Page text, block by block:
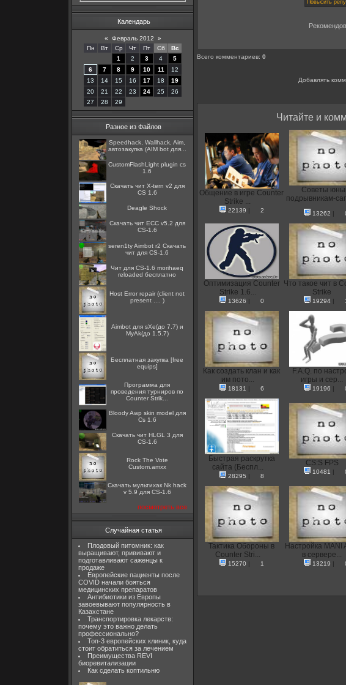
Календарь
« Февраль 2012
»
Пн
Вт Ср Чт Пт Сб
Вс
1
2 3 4
5
6
7 8 9 10 11
12
13
14 15 16 17 18
19
20
21 22 23 24 25
26
27
28 29
Разное из Файлов
Speedhack, Wallhack, Aim,
автозакупка (AIM bot для...
CustomFlashLight plugin cs
1.6
Скачать чит X-tern v2 для
CS 1.6
Deagle Shock
Скачать чит ECC v5.2 для
CS-1.6
seren1ty Aimbot r2 Скачать
чит для CS-1.6
Чит для CS-1.6 morihaeq
reloaded бесплатно
Host Error repair (client not
present .... )
Aimbot для sXe(до 7.7) и
MyAk(до 1.5.7)
Бесплатная закупка [free
equips]
Программа для
проведения турниров по
Counter Strik...
Bloody Awp skin model для
Cs 1.6
Скачать чит HLGL 3 для
CS-1.6
Rock The Vote
Custom.amxx
Скачать мультихак Nk hack
v 5.9 для CS-1.6
посмотреть все
Случайная статья
Плодовый питомник: как
выращивают, прививают и
подготавливают саженцы к
продаже
Европейские пациенты после
COVID начали бояться
медицинских препаратов
Антибиотики из Европы
завоевывают популярность в
Казахстане
Транспортировка лекарств:
почему это важно делать
профессионально?
Топ-3 европейских клиник, куда
стоит обратиться за лечением
Преимущества REVI
биоревитализации
Как сделать коптильню
Всего комментариев: 0
Добавлять
Читайте и
Общение в игре Counter
Strike ...
22139 | 2
Советы
подрывникам-
13262 |
Оптимизация Counter
Strike 1.6...
13626 | 0
Что такое чит в
Strike
19294|
Как создать клан и как
им пото...
18131 | 6
F.A.Q. по
игры и сер...
19196 |
Быстрая раскрутка
сайта (Беспл...
28295 | 8
CS:S FPS
10481 |
Тактика Обороны в
Counter Stri...
15270 | 1
Настройка MANI
в сервере...
13219 |